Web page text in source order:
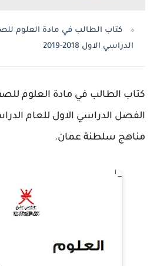
كتاب الطالب في مادة العلوم
الدراسي الاول 2018-2019
كتاب الطالب في مادة العلوم
مناهج سلطنة عمان.